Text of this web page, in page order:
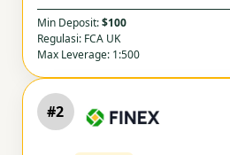
Min Deposit:$100
Regulasi: FCA UK
Max Leverage: 1:500
#2